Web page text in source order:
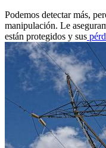
Podemos detectar más,
manipulación. Le
están protegidos y sus